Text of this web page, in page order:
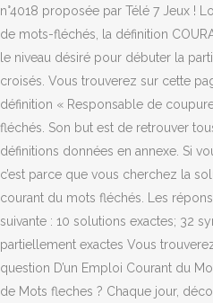
n°4018 proposée par Télé 7 Jeux !
de mots-fléchés, la définition
le niveau désiré pour débuter la
croisés. Vous trouverez sur cette
définition « Responsable de
fléchés. Son but est de retrouver
définitions données en annexe. Si
c’est parce que vous cherchez la
courant du mots fléchés. Les
suivante : 10 solutions exactes; 32
partiellement exactes Vous
question D’un Emploi Courant du
de Mots fleches ? Chaque jour,